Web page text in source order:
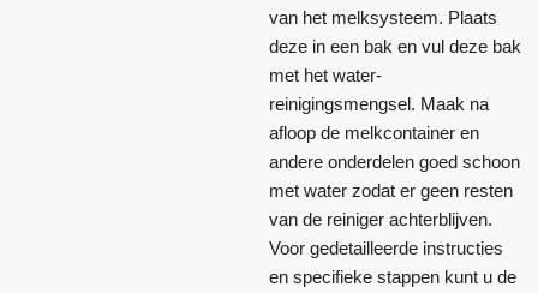
van het melksysteem. Plaats
deze in een bak en vul deze bak
met het water-
reinigingsmengsel. Maak na
afloop de melkcontainer en
andere onderdelen goed schoon
met water zodat er geen resten
van de reiniger achterblijven.
Voor gedetailleerde instructies
en specifieke stappen kunt u de